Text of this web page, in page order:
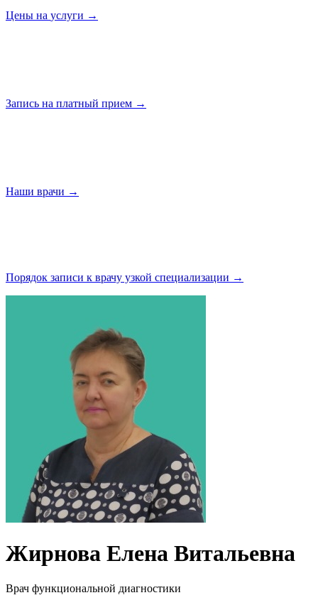
Цены на услуги →
Запись на платный прием →
Наши врачи →
Порядок записи к врачу узкой специализации →
Жирнова Елена Витальевна
Врач функциональной диагностики